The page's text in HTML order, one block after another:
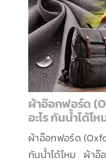
ผ้าอ๊อกฟอร์ด
อะไร กันน้ำได้ไห
ผ้าอ๊อกฟอร์ด
กันน้ำได้ไหม ผ้าอ๊